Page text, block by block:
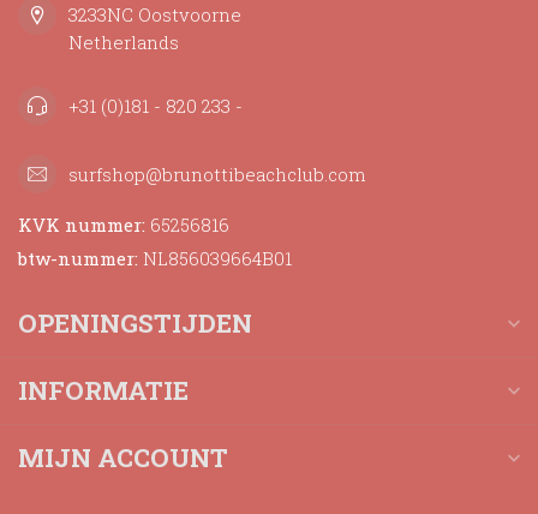
3233NC Oostvoorne
Netherlands
+31 (0)181 - 820 233 -
surfshop@brunottibeachclub.com
KVK nummer: 65256816
btw-nummer: NL856039664B01
OPENINGSTIJDEN
INFORMATIE
MIJN ACCOUNT